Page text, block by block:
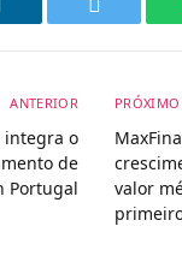
ANTERIOR
integra o
de
Portugal
PRÓXIMO
valor